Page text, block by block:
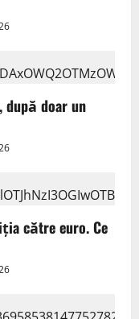
după doar un
către euro. Ce